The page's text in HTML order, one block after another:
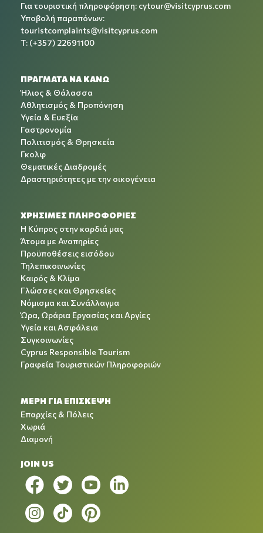
Για τουριστική πληροφόρηση: cytour@visitcyprus.com
Υποβολή παραπόνων:
touristcomplaints@visitcyprus.com
T: (+357) 22691100
ΠΡΑΓΜΑΤΑ ΝΑ ΚΑΝΩ
Ήλιος & Θάλασσα
Αθλητισμός & Προπόνηση
Υγεία & Ευεξία
Γαστρονομία
Πολιτισμός & Θρησκεία
Γκολφ
Θεματικές Διαδρομές
Δραστηριότητες με την οικογένεια
ΧΡΉΣΙΜΕΣ ΠΛΗΡΟΦΟΡΊΕΣ
Η Κύπρος στην καρδιά μας
Άτομα με Αναπηρίες
Προϋποθέσεις εισόδου
Τηλεπικοινωνίες
Καιρός & Κλίμα
Γλώσσες και Θρησκείες
Νόμισμα και Συνάλλαγμα
Ώρα, Ωράρια Εργασίας και Αργίες
Υγεία και Ασφάλεια
Συγκοινωνίες
Cyprus Responsible Tourism
Γραφεία Τουριστικών Πληροφοριών
ΜΕΡΗ ΓΙΑ ΕΠΙΣΚΕΨΗ
Επαρχίες & Πόλεις
Χωριά
Διαμονή
JOIN US